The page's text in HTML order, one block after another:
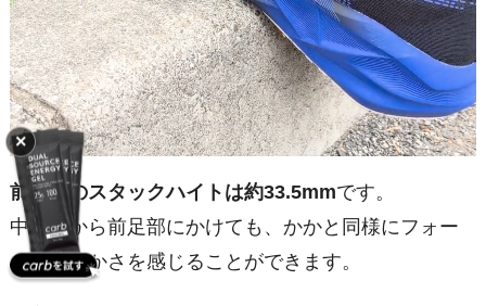
前足部のスタックハイトは約33.5mmです。
中足部から前足部にかけても、かかと同様にフォー
ムの柔らかさを感じることができます。
×